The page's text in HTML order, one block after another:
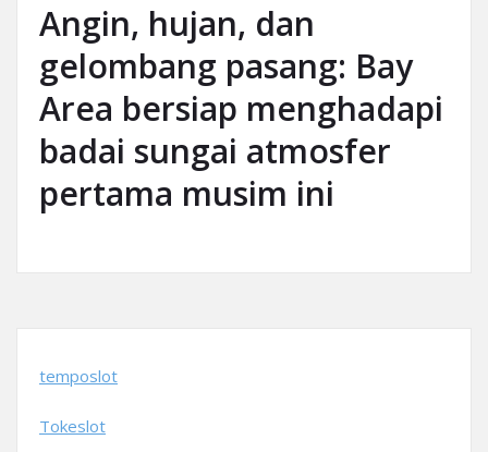
Angin, hujan, dan
gelombang pasang: Bay
Area bersiap menghadapi
badai sungai atmosfer
pertama musim ini
temposlot
Tokeslot